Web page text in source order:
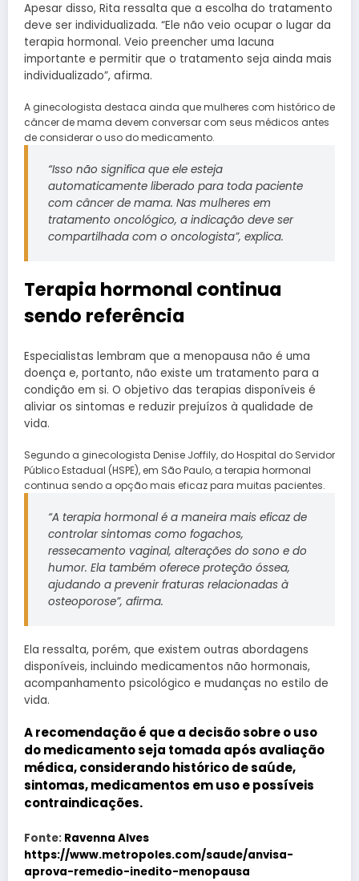
Apesar disso, Rita ressalta que a escolha do tratamento
deve ser individualizada. “Ele não veio ocupar o lugar da
terapia hormonal. Veio preencher uma lacuna
importante e permitir que o tratamento seja ainda mais
individualizado”, afirma.
A ginecologista destaca ainda que mulheres com histórico de
câncer de mama devem conversar com seus médicos antes
de considerar o uso do medicamento.
“Isso não significa que ele esteja
automaticamente liberado para toda paciente
com câncer de mama. Nas mulheres em
tratamento oncológico, a indicação deve ser
compartilhada com o oncologista”, explica.
Terapia hormonal continua
sendo referência
Especialistas lembram que a menopausa não é uma
doença e, portanto, não existe um tratamento para a
condição em si. O objetivo das terapias disponíveis é
aliviar os sintomas e reduzir prejuízos à qualidade de
vida.
Segundo a ginecologista Denise Joffily, do Hospital do Servidor
Público Estadual (HSPE), em São Paulo, a terapia hormonal
continua sendo a opção mais eficaz para muitas pacientes.
“A terapia hormonal é a maneira mais eficaz de
controlar sintomas como fogachos,
ressecamento vaginal, alterações do sono e do
humor. Ela também oferece proteção óssea,
ajudando a prevenir fraturas relacionadas à
osteoporose”, afirma.
Ela ressalta, porém, que existem outras abordagens
disponíveis, incluindo medicamentos não hormonais,
acompanhamento psicológico e mudanças no estilo de
vida.
A recomendação é que a decisão sobre o uso
do medicamento seja tomada após avaliação
médica, considerando histórico de saúde,
sintomas, medicamentos em uso e possíveis
contraindicações.
Fonte: Ravenna Alves
https://www.metropoles.com/saude/anvisa-
aprova-remedio-inedito-menopausa